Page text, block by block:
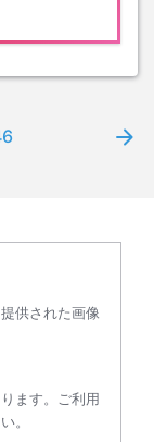
供された画像
ます。ご利用
。